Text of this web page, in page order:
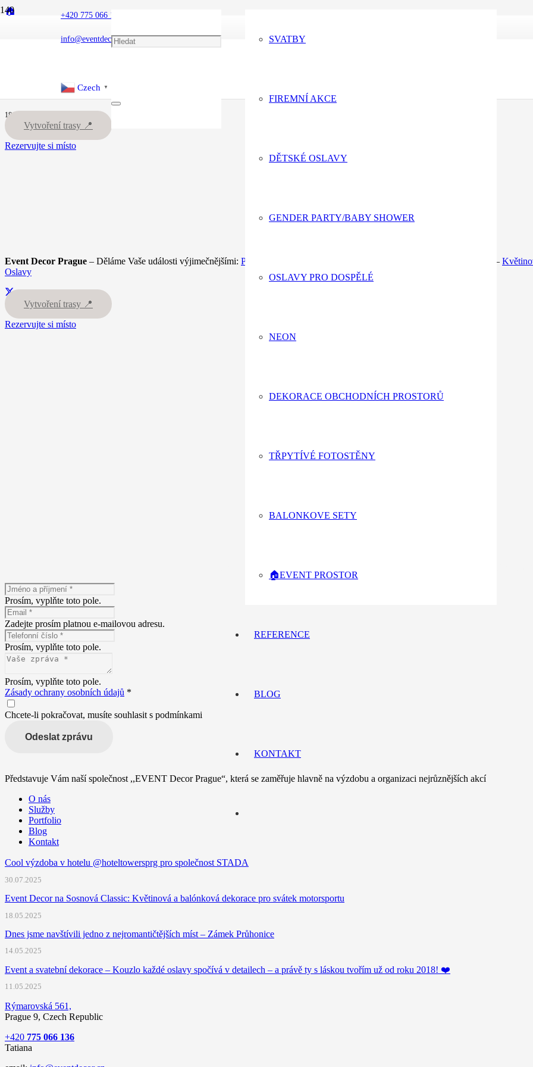
+420 775 066 136
info@eventdecor.cz
Czech ▼
SVATBY
FIREMNÍ AKCE
DĚTSKÉ OSLAVY
GENDER PARTY/BABY SHOWER
OSLAVY PRO DOSPĚLÉ
NEON
DEKORACE OBCHODNÍCH PROSTORŮ
TŘPYTÍVÉ FOTOSTĚNY
BALONKOVE SETY
🏠EVENT PROSTOR
REFERENCE
BLOG
KONTAKT
🏠
Velký mědvěd/ fesťáček
18.06.24
Vytvoření trasy 📍
Rezervujte si místo
Event Decor Prague – Děláme Vaše události výjimečnějšími: Party výzdoba –
Oslavy
Vytvoření trasy 📍
Rezervujte si místo
Napište nám!
Máte zájem o naše služby? Napište nám! Vyplňte následující formulář a popište nám
Prosím, vyplňte toto pole.
Zadejte prosím platnou e-mailovou adresu.
Prosím, vyplňte toto pole.
Prosím, vyplňte toto pole.
Zásady ochrany osobních údajů *
Chcete-li pokračovat, musíte souhlasit s podmínkami
Odeslat zprávu
Představuje Vám naší společnost ,,EVENT Decor Prague“, která se zaměřuje hlavně na výzdobu a organizaci nejrůznějších akcí
O nás
Služby
Portfolio
Blog
Kontakt
Cool výzdoba v hotelu @hoteltowersprg pro společnost STADA
30.07.2025
Event Decor na Sosnová Classic: Květinová a balónková dekorace pro svátek motorsportu
18.05.2025
Dnes jsme navštívili jedno z nejromantičtějších míst – Zámek Průhonice
14.05.2025
Event a svatební dekorace – Kouzlo každé oslavy spočívá v detailech – a právě ty s láskou tvořím už od roku 2018! ❤️
11.05.2025
Rýmarovská 561,
Prague 9, Czech Republic
+420 775 066 136
Tatiana